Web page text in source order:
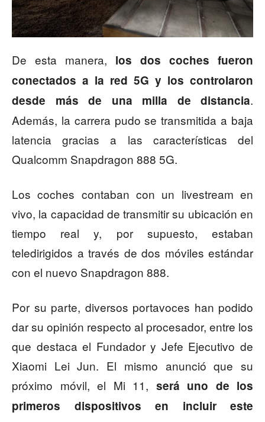
De esta manera, los dos coches fueron
conectados a la red 5G y los controlaron
desde más de una milla de distancia.
Además, la carrera pudo se transmitida a baja
latencia gracias a las características del
Qualcomm Snapdragon 888 5G.
Los coches contaban con un livestream en
vivo, la capacidad de transmitir su ubicación en
tiempo real y, por supuesto, estaban
teledirigidos a través de dos móviles estándar
con el nuevo Snapdragon 888.
Por su parte, diversos portavoces han podido
dar su opinión respecto al procesador, entre los
que destaca el Fundador y Jefe Ejecutivo de
Xiaomi Lei Jun. El mismo anunció que su
próximo móvil, el Mi 11, será uno de los
primeros dispositivos en incluir este